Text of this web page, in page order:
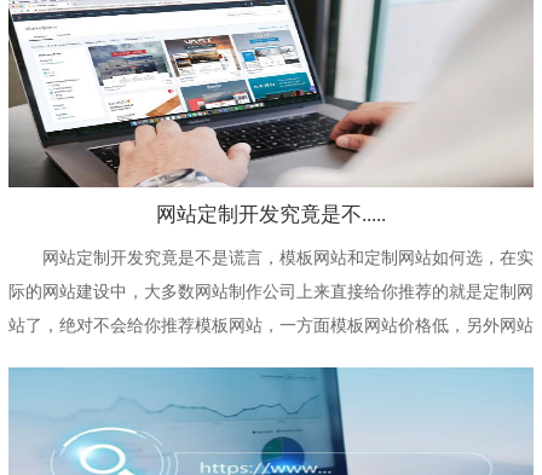
网站定制开发究竟是不.....
网站定制开发究竟是不是谎言，模板网站和定制网站如何选，在实
际的网站建设中，大多数网站制作公司上来直接给你推荐的就是定制网
站了，绝对不会给你推荐模板网站，一方面模板网站价格低，另外网站